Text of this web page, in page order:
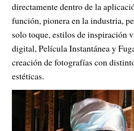
directamente dentro de la
función, pionera en la industria,
solo toque, estilos de inspiración
digital, Película Instantánea y
creación de fotografías con
estéticas.